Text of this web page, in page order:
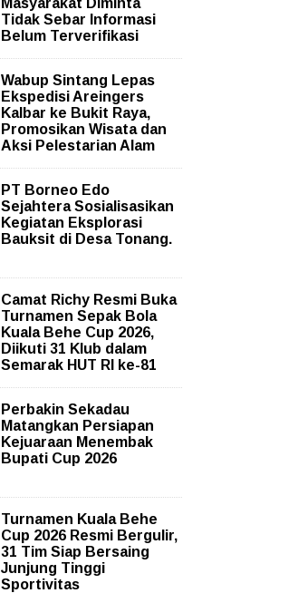
Tidak Sebar Informasi
Belum Terverifikasi
Wabup Sintang Lepas
Ekspedisi Areingers
Kalbar ke Bukit Raya,
Promosikan Wisata dan
Aksi Pelestarian Alam
PT Borneo Edo
Sejahtera Sosialisasikan
Kegiatan Eksplorasi
Bauksit di Desa Tonang.
Camat Richy Resmi Buka
Turnamen Sepak Bola
Kuala Behe Cup 2026,
Diikuti 31 Klub dalam
Semarak HUT RI ke-81
Perbakin Sekadau
Matangkan Persiapan
Kejuaraan Menembak
Bupati Cup 2026
Turnamen Kuala Behe
Cup 2026 Resmi Bergulir,
31 Tim Siap Bersaing
Junjung Tinggi
Sportivitas